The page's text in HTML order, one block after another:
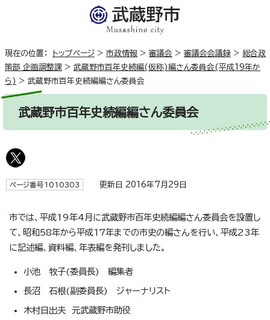
現在の位置： トップページ > 市政情報 > 審議会 > 審議会会議録 > 総合政
策部 企画調整課 > 武蔵野市百年史続編(仮称)編さん委員会(平成19年か
ら) > 武蔵野市百年史続編編さん委員会
武蔵野市百年史続編編さん委員会
ページ番号1010303 更新日 2016年7月29日
市では、平成19年4月に武蔵野市百年史続編編さん委員会を設置し
て、昭和58年から平成17年までの市史の編さんを行い、平成23年
に記述編、資料編、年表編を発刊しました。
小池 牧子(委員長) 編集者
長沼 石根(副委員長) ジャーナリスト
木村日出夫 元武蔵野市助役